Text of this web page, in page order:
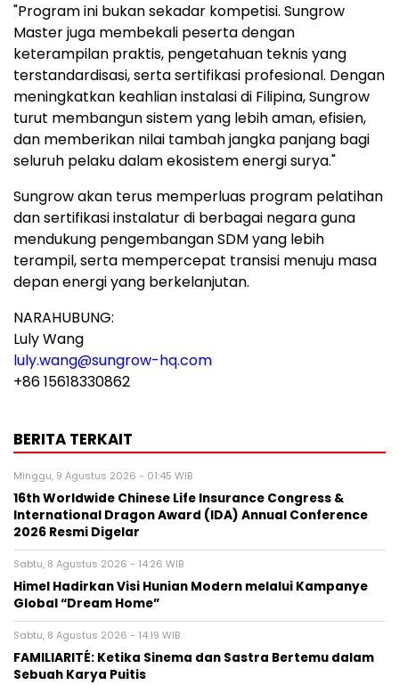
"Program ini bukan sekadar kompetisi. Sungrow
Master juga membekali peserta dengan
keterampilan praktis, pengetahuan teknis yang
terstandardisasi, serta sertifikasi profesional. Dengan
meningkatkan keahlian instalasi di Filipina, Sungrow
turut membangun sistem yang lebih aman, efisien,
dan memberikan nilai tambah jangka panjang bagi
seluruh pelaku dalam ekosistem energi surya."
Sungrow akan terus memperluas program pelatihan
dan sertifikasi instalatur di berbagai negara guna
mendukung pengembangan SDM yang lebih
terampil, serta mempercepat transisi menuju masa
depan energi yang berkelanjutan.
NARAHUBUNG:
Luly Wang
luly.wang@sungrow-hq.com
+86 15618330862
BERITA TERKAIT
Minggu, 9 Agustus 2026 - 01:45 WIB
16th Worldwide Chinese Life Insurance Congress &
International Dragon Award (IDA) Annual Conference
2026 Resmi Digelar
Sabtu, 8 Agustus 2026 - 14:26 WIB
Himel Hadirkan Visi Hunian Modern melalui Kampanye
Global “Dream Home”
Sabtu, 8 Agustus 2026 - 14:19 WIB
FAMILIARITÉ: Ketika Sinema dan Sastra Bertemu dalam
Sebuah Karya Puitis